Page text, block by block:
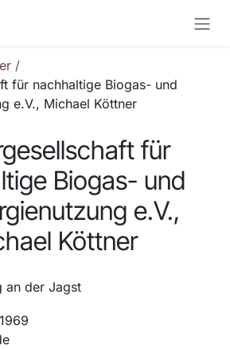
/
für nachhaltige Biogas- und
e.V., Michael Köttner
für
Biogas- und
e.V.,
Köttner
an der Jagst